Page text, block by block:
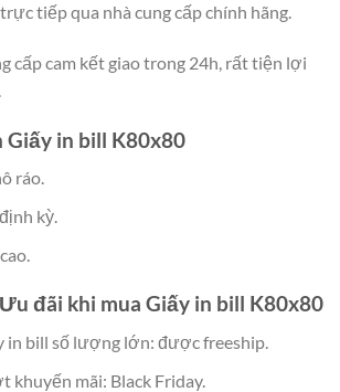
tiếp qua nhà cung cấp chính hãng.
cấp cam kết giao trong 24h, rất tiện lợi
Giấy in bill K80x80
ráo.
kỳ.
đãi khi mua Giấy in bill K80x80
in bill số lượng lớn: được freeship.
khuyến mãi: Black Friday.